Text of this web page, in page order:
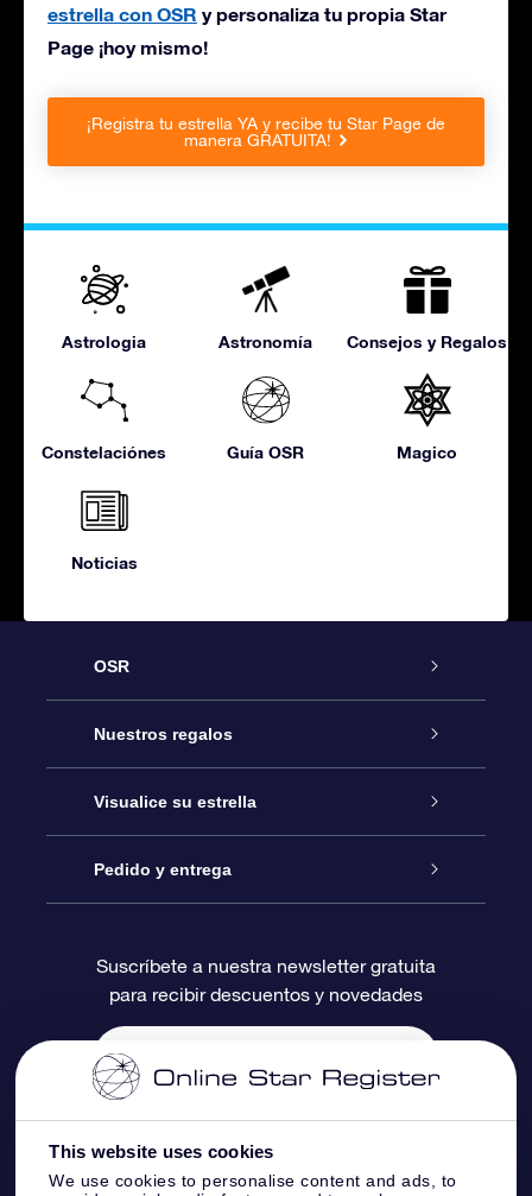
This website uses cookies
We use cookies to personalise content and ads, to
estrella con OSR y personaliza tu propia Star
Page ¡hoy mismo!
¡Registra tu estrella YA y recibe tu Star Page de
manera GRATUITA!
Astrologia Astronomía Consejos y Regalos
Constelaciónes Guía OSR Magico
Noticias
OSR
Atención
Contáctanos
Blog
Reseñas
Nuestros regalos
Regalo Estrella Online
Paquete de Regalo OSR
Tarjeta de Regalo OSR
Regalos empresariales
Visualice su estrella
Registro estelar
Página de Estrella Personalizada
Un Millón de Estrellas
Pedido y entrega
Información de Pago
Información de Envío
Suscríbete a nuestra newsletter gratuita
para recibir descuentos y novedades